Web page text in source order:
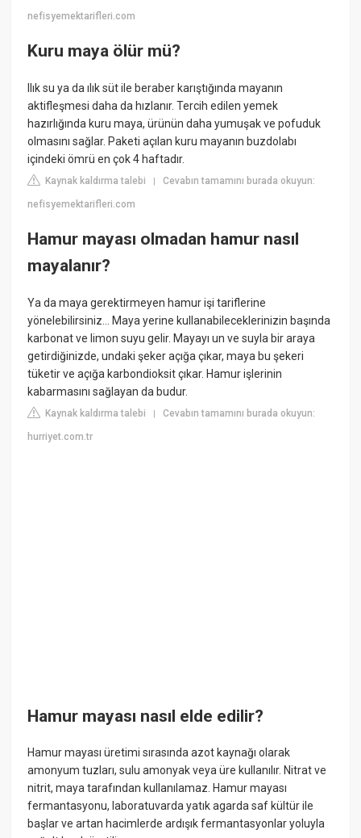
nefisyemektarifleri.com
Kuru maya ölür mü?
Ilık su ya da ılık süt ile beraber karıştığında mayanın
aktifleşmesi daha da hızlanır. Tercih edilen yemek
hazırlığında kuru maya, ürünün daha yumuşak ve pofuduk
olmasını sağlar. Paketi açılan kuru mayanın buzdolabı
içindeki ömrü en çok 4 haftadır.
Kaynak kaldırma talebi |Cevabın tamamını burada okuyun:
nefisyemektarifleri.com
Hamur mayası olmadan hamur nasıl
mayalanır?
Ya da maya gerektirmeyen hamur işi tariflerine
yönelebilirsiniz... Maya yerine kullanabileceklerinizin başında
karbonat ve limon suyu gelir. Mayayı un ve suyla bir araya
getirdiğinizde, undaki şeker açığa çıkar, maya bu şekeri
tüketir ve açığa karbondioksit çıkar. Hamur işlerinin
kabarmasını sağlayan da budur.
Kaynak kaldırma talebi |Cevabın tamamını burada okuyun:
hurriyet.com.tr
Hamur mayası nasıl elde edilir?
Hamur mayası üretimi sırasında azot kaynağı olarak
amonyum tuzları, sulu amonyak veya üre kullanılır. Nitrat ve
nitrit, maya tarafından kullanılamaz. Hamur mayası
fermantasyonu, laboratuvarda yatık agarda saf kültür ile
başlar ve artan hacimlerde ardışık fermantasyonlar yoluyla